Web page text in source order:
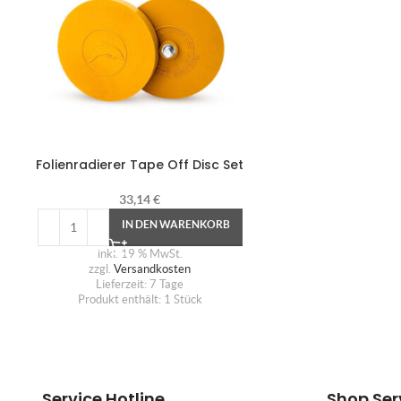
Folienradierer Tape Off Disc Set
33,14€
IN DEN WARENKORB
inkl. 19 % MwSt.
zzgl. Versandkosten
Lieferzeit: 7 Tage
Produkt enthält: 1 Stück